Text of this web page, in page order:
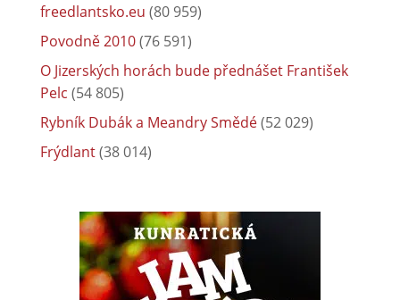
freedlantsko.eu (80 959)
Povodně 2010(76 591)
O Jizerských horách bude přednášet František
Pelc (54 805)
Rybník Dubák a Meandry Smědé(52 029)
Frýdlant(38 014)